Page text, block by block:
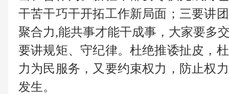
干苦干巧干开拓工作新局面；三要讲
聚合力,能共事才能干成事，大家要多
要讲规矩、守纪律。杜绝推诿扯皮，
力为民服务，又要约束权力，防止权
发生。